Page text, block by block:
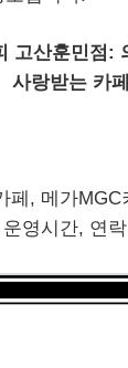
고산훈민점:
사랑받는 카
페, 메가MGC
영시간, 연